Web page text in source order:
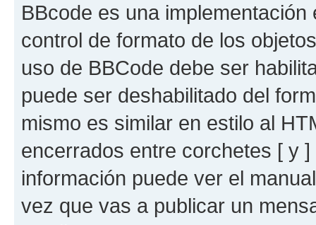
BBcode es una
control de formato de los
uso de BBCode debe ser
puede ser deshabilitado del
mismo es similar en estilo al
encerrados entre corchetes [ y
información puede ver el
vez que vas a publicar un